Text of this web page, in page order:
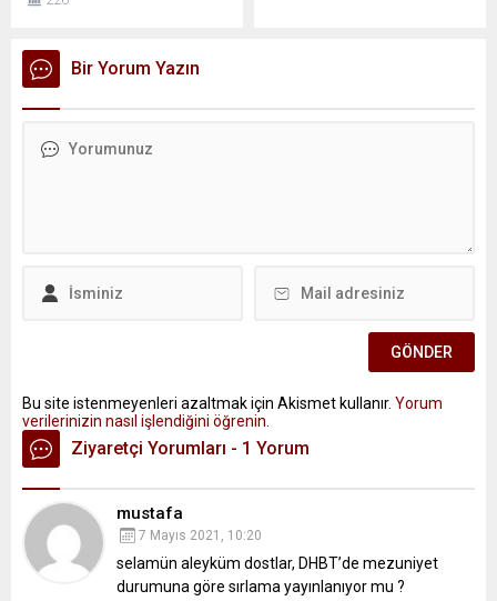
Bir Yorum Yazın
Bu site istenmeyenleri azaltmak için Akismet kullanır. Yorum
verilerinizin nasıl işlendiğini öğrenin.
Ziyaretçi Yorumları - 1 Yorum
mustafa
7 Mayıs 2021, 10:20
selamün aleyküm dostlar, DHBT’de mezuniyet
durumuna göre sırlama yayınlanıyor mu ?